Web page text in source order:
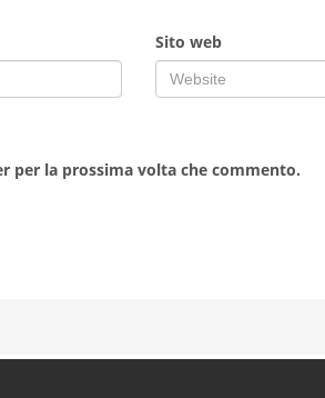
Sito web
per la prossima volta che commento.